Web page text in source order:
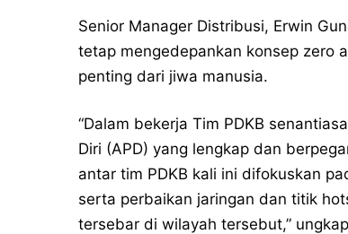
Senior Manager Distribusi, Erwin
tetap mengedepankan konsep zero
penting dari jiwa manusia.
“Dalam bekerja Tim PDKB
Diri (APD) yang lengkap dan
antar tim PDKB kali ini difokuskan
serta perbaikan jaringan dan titik
tersebar di wilayah tersebut,”